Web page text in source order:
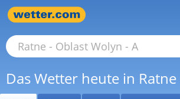
Das Wetter heute in Ratne